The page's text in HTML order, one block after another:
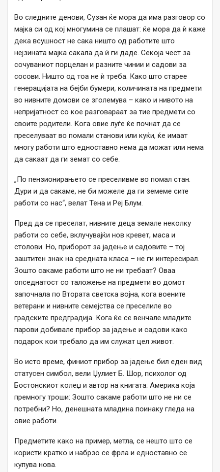
Во следните денови, Сузан ќе мора да има разговор со
мајка си од кој многумина се плашат: ќе мора да ѝ каже
дека всушност не сака ништо од работите што
нејзината мајка сакала да ѝ ги даде. Секоја чест за
сочуваниот порцелан и разните чинии и садови за
сосови. Ништо од тоа не ѝ треба. Како што старее
генерацијата на бејби бумери, количината на предмети
во нивните домови се зголемува – како и нивото на
непријатност со кое разговараат за тие предмети со
своите родители. Кога овие луѓе ќе почнат да се
преселуваат во помали станови или куќи, ќе имаат
многу работи што едноставно нема да можат или нема
да сакаат да ги земат со себе.
„По пензионирањето се преселивме во помал стан.
Дури и да сакаме, не би можеле да ги земеме сите
работи со нас“, велат Тена и Реј Блум.
Пред да се преселат, нивните деца земале неколку
работи со себе, вклучувајќи нов кревет, маса и
столови. Но, приборот за јадење и садовите – тој
заштитен знак на средната класа – не ги интересирал.
Зошто сакаме работи што не ни требаат? Оваа
опседнатост со таложење на предмети во домот
започнала по Втората светска војна, кога воените
ветерани и нивните семејства се преселиле во
градските предградија. Кога ќе се венчале младите
парови добивале прибор за јадење и садови како
подарок кои требало да им служат цел живот.
Во исто време, финиот прибор за јадење бил еден вид
статусен симбол, вели Џулиет Б. Шор, психолог од
Бостонскиот колеџ и автор на книгата: Америка која
премногу троши: Зошто сакаме работи што не ни се
потребни? Но, денешната младина поинаку гледа на
овие работи.
Предметите како на пример, метла, се нешто што се
користи кратко и набрзо се фрла и едноставно се
купува нова.